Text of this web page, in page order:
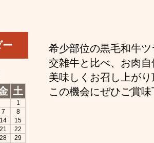
希少部位の黒毛和牛ツ
交雑牛と比べ、お肉
美味しくお召し上がり
この機会にぜひご賞味
ー
土
1
7
8
14
15
21
22
28
29